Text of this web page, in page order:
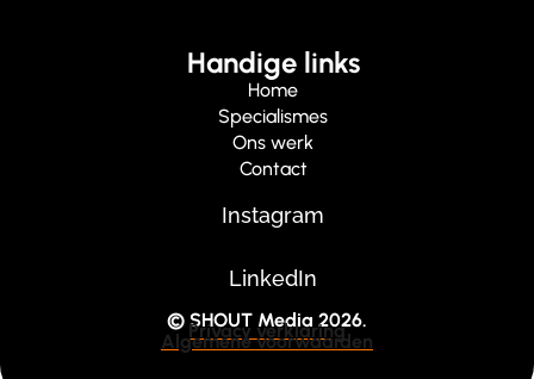
Handige links
Home
Specialismes
Ons werk
Contact
Instagram
LinkedIn
© SHOUT Media 2026.
Privacy verklaring
Algemene voorwaarden